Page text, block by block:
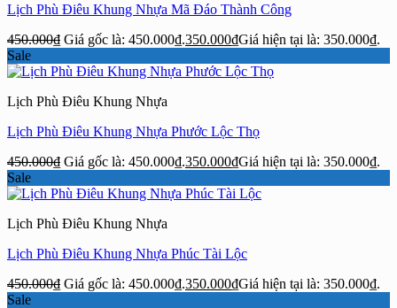
Lịch Phù Điêu Khung Nhựa Mã Đáo Thành Công
450.000₫ Giá gốc là: 450.000₫.350.000₫Giá hiện tại là: 350.000₫.
Sale
Lịch Phù Điêu Khung Nhựa
Lịch Phù Điêu Khung Nhựa Phước Lộc Thọ
450.000₫ Giá gốc là: 450.000₫.350.000₫Giá hiện tại là: 350.000₫.
Sale
Lịch Phù Điêu Khung Nhựa
Lịch Phù Điêu Khung Nhựa Phúc Tài Lộc
450.000₫ Giá gốc là: 450.000₫.350.000₫Giá hiện tại là: 350.000₫.
Sale